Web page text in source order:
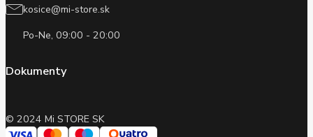
kosice@mi-store.sk
Po-Ne, 09:00 - 20:00
Dokumenty
© 2024 Mi STORE SK